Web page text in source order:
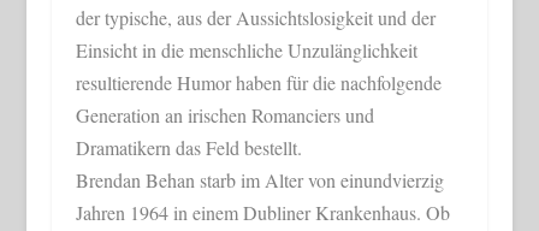
der typische, aus der Aussichtslosigkeit und der
Einsicht in die menschliche Unzulänglichkeit
resultierende Humor haben für die nachfolgende
Generation an irischen Romanciers und
Dramatikern das Feld bestellt.
Brendan Behan starb im Alter von einundvierzig
Jahren 1964 in einem Dubliner Krankenhaus. Ob